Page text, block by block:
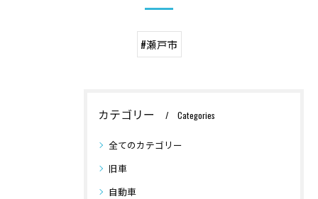
#瀬戸市
カテゴリー Categories
全てのカテゴリー
旧車
自動車